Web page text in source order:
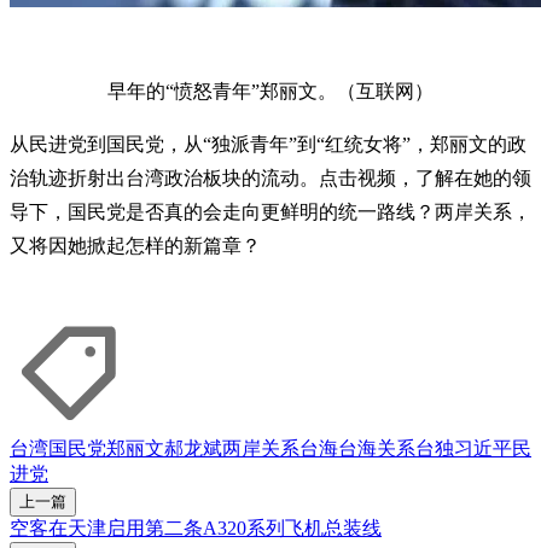
早年的“愤怒青年”郑丽文。（互联网）
从民进党到国民党，从“独派青年”到“红统女将”，郑丽文的政
治轨迹折射出台湾政治板块的流动。点击视频，了解在她的领
导下，国民党是否真的会走向更鲜明的统一路线？两岸关系，
又将因她掀起怎样的新篇章？
台湾国民党郑丽文郝龙斌两岸关系台海台海关系台独习近平民
进党
上一篇
空客在天津启用第二条A320系列飞机总装线